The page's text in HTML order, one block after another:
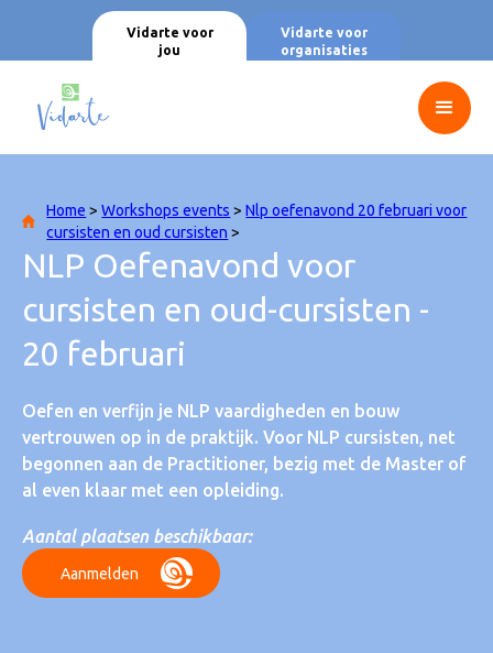
Vidarte voor
jou
Vidarte voor
organisaties
Home >Workshops events >Nlp oefenavond 20 februari voor
cursisten en oud cursisten >
NLP Oefenavond voor
cursisten en oud-cursisten -
20 februari
Oefen en verfijn je NLP vaardigheden en bouw
vertrouwen op in de praktijk. Voor NLP cursisten, net
begonnen aan de Practitioner, bezig met de Master of
al even klaar met een opleiding.
Aantal plaatsen beschikbaar:
Aanmelden